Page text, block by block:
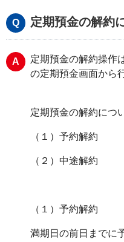
定期預金の解約
定期預金の解約操作
の定期預金画面から
定期預金の解約につ
（１）予約解約
（２）中途解約
（１）予約解約
満期日の前日までに